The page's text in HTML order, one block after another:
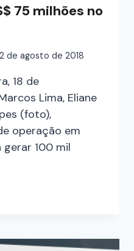
75 milhões no
de agosto de 2018
18 de
Lima, Eliane
(foto),
operação em
gerar 100 mil